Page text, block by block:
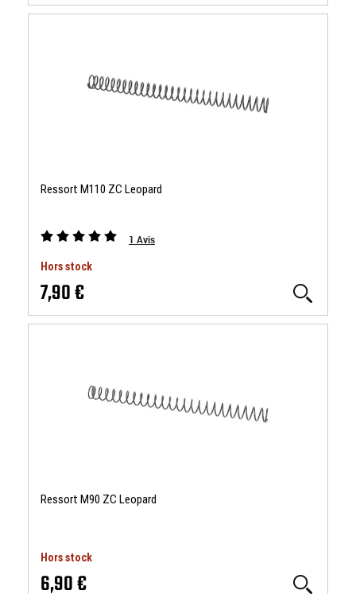
Ressort M110 ZC Leopard
1 Avis
Hors stock
7,90 €
Ressort M90 ZC Leopard
Hors stock
6,90 €